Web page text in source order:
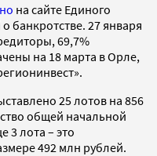
на сайте Единого
банкротстве. 27 января
69,7%
на 18 марта в Орле,
25 лотов на 856
общей начальной
3 лота – это
492 млн рублей.